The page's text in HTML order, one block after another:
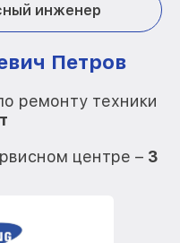
инженер
Петров
ремонту техники
центре – 3